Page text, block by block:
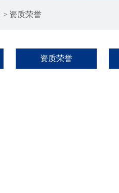
> 资质荣誉
资质荣誉